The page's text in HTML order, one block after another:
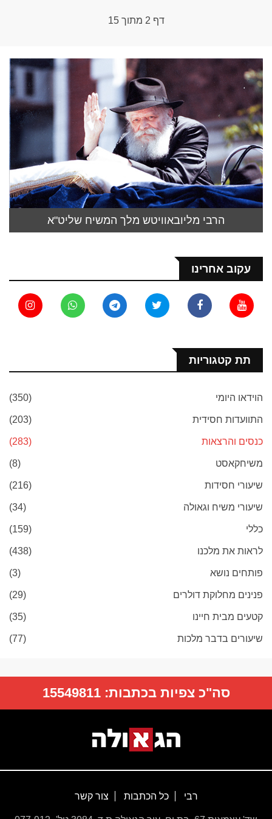
דף 2 מתוך15
הרבי מליובאוויטש מלך המשיח שליט"א
עקוב אחרינו
תת קטגוריות
הוידאו היומי (350)
התוועדות חסידית (203)
כנסים והרצאות (283)
משיחקאסט (8)
שיעורי חסידות (216)
שיעורי משיח וגאולה (34)
כללי (159)
לראות את מלכנו (438)
פותחים נושא (3)
פנינים מחלוקת דולרים (29)
קטעים מבית חיינו (35)
שיעורים בדבר מלכות (77)
סה"כ צפיות בכתבות:15549811
רבי כל הכתבות צור קשר